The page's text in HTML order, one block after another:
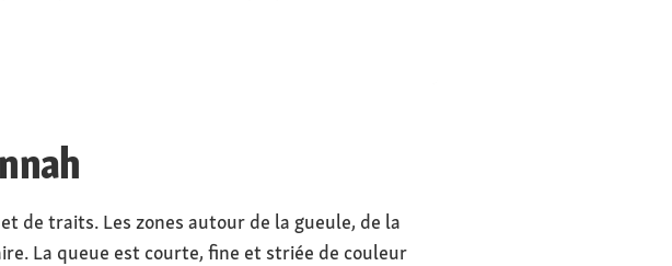
(ou dans un enclos), pas
à l’extérieur
de traits. Les zones autour de la gueule, de la
La queue est courte, fine et striée de couleur